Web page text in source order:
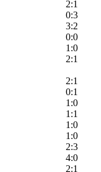
2:1
0:3
3:2
0:0
1:0
2:1
2:1
0:1
1:0
1:1
1:0
1:0
2:3
4:0
2:1